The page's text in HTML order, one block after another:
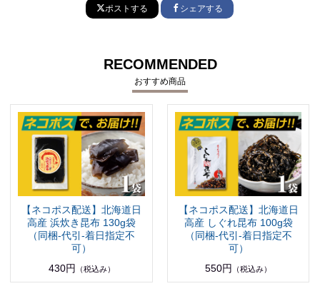
ポストする シェアする
RECOMMENDED
おすすめ商品
【ネコポス配送】北海道日
高産 浜炊き昆布 130g袋
（同梱-代引-着日指定不
可）
430円
（税込み）
【ネコポス配送】北海道日
高産 しぐれ昆布 100g袋
（同梱-代引-着日指定不
可）
550円
（税込み）